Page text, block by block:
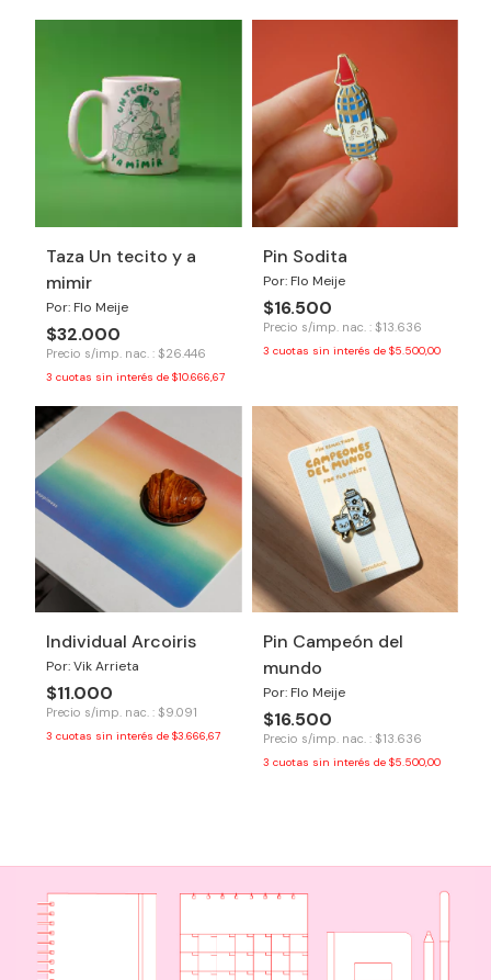
Taza Un tecito y a
mimir
Por: Flo Meije
$32.000
Precio s/imp. nac. : $26.446
3 cuotas sin interés de $10.666,67
Pin Sodita
Por: Flo Meije
$16.500
Precio s/imp. nac. : $13.636
3 cuotas sin interés de $5.500,00
Individual Arcoiris
Por: Vik Arrieta
$11.000
Precio s/imp. nac. : $9.091
3 cuotas sin interés de $3.666,67
Pin Campeón del
mundo
Por: Flo Meije
$16.500
Precio s/imp. nac. : $13.636
3 cuotas sin interés de $5.500,00